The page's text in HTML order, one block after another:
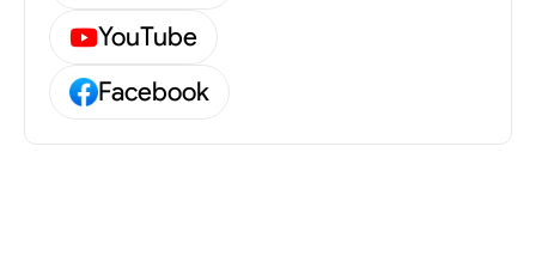
YouTube
Facebook